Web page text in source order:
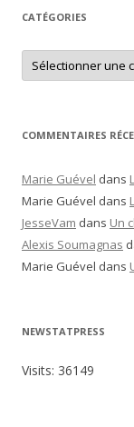
CATÉGORIES
C
t
r
i
COMMENTAIRES
Marie Guével dans
Marie Guével dans
JesseVam dans Un
Alexis Soumagnas
Marie Guével dans
NEWSTATPRESS
Visits: 36149